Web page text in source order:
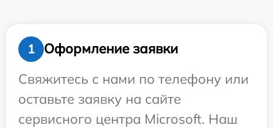
1
Оформление заявки
Свяжитесь с нами по телефону или
оставьте заявку на сайте
сервисного центра Microsoft. Наш